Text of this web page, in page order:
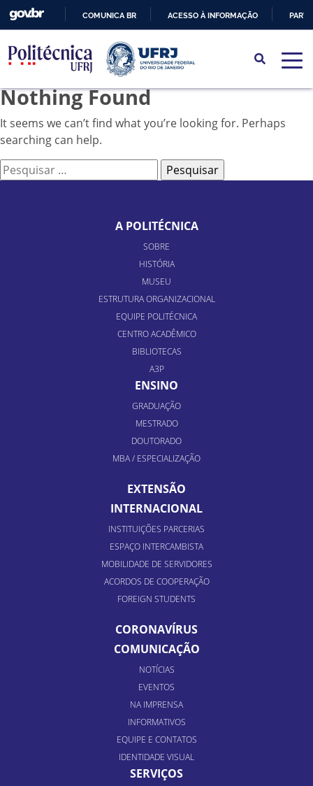
PARA
O
CONTEÚDO
COMUNICA BR ACESSO À INFORMAÇÃO
Nothing Found
It seems we can’t find what you’re looking for. Perhaps
searching can help.
Pesquisar
por:
A POLITÉCNICA
SOBRE
HISTÓRIA
MUSEU
ESTRUTURA ORGANIZACIONAL
EQUIPE POLITÉCNICA
CENTRO ACADÊMICO
BIBLIOTECAS
A3P
ENSINO
GRADUAÇÃO
MESTRADO
DOUTORADO
MBA / ESPECIALIZAÇÃO
EXTENSÃO
INTERNACIONAL
INSTITUIÇÕES PARCERIAS
ESPAÇO INTERCAMBISTA
MOBILIDADE DE SERVIDORES
ACORDOS DE COOPERAÇÃO
FOREIGN STUDENTS
CORONAVÍRUS
COMUNICAÇÃO
NOTÍCIAS
EVENTOS
NA IMPRENSA
INFORMATIVOS
EQUIPE E CONTATOS
IDENTIDADE VISUAL
SERVIÇOS